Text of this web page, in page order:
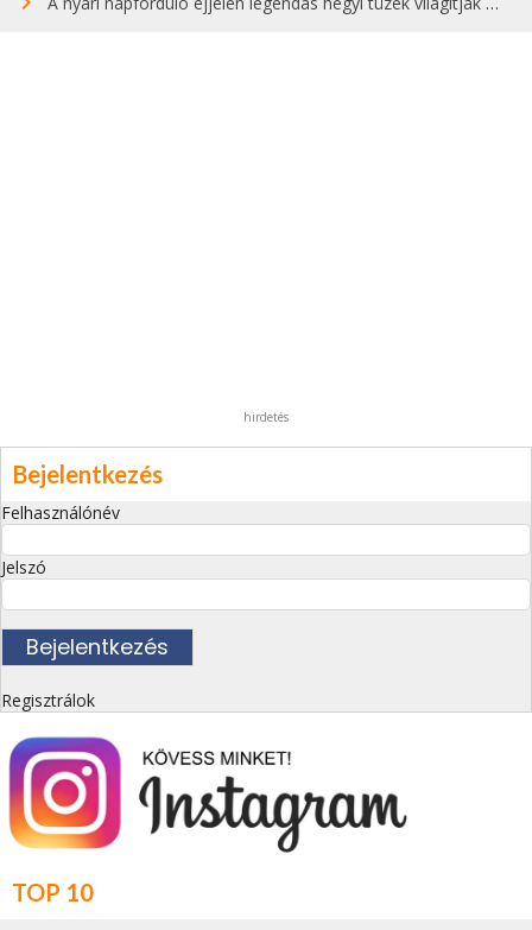
hirdetés
Bejelentkezés
Felhasználónév
Jelszó
Regisztrálok
TOP 10